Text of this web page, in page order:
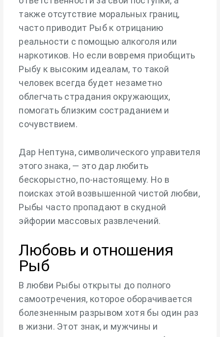
также отсутствие моральных границ,
часто приводит Рыб к отрицанию
реальности с помощью алкоголя или
наркотиков. Но если вовремя приобщить
Рыбу к высоким идеалам, то такой
человек всегда будет незаметно
облегчать страдания окружающих,
помогать близким состраданием и
сочувствием.
Дар Нептуна, символического управителя
этого знака, — это дар любить
бескорыстно, по-настоящему. Но в
поисках этой возвышенной чистой любви,
Рыбы часто пропадают в скудной
эйфории массовых развлечений.
Любовь и отношения
Рыб
В любви Рыбы открыты до полного
самоотречения, которое оборачивается
болезненным разрывом хотя бы один раз
в жизни. Этот знак, и мужчины и